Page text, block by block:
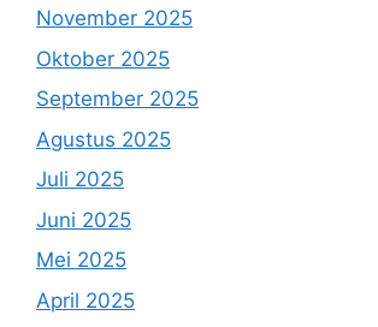
November 2025
Oktober 2025
September 2025
Agustus 2025
Juli 2025
Juni 2025
Mei 2025
April 2025